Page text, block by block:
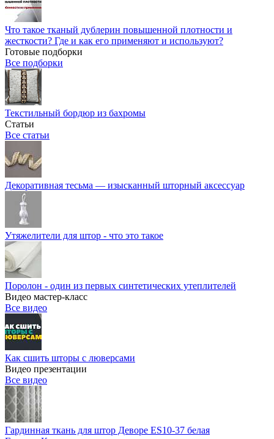
Что такое тканый дублерин повышенной плотности и
жесткости? Где и как его применяют и используют?
Готовые подборки
Все подборки
Текстильный бордюр из бахромы
Статьи
Все статьи
Декоративная тесьма — изысканный шторный аксессуар
Утяжелители для штор - что это такое
Поролон - один из первых синтетических утеплителей
Видео мастер-класс
Все видео
Как сшить шторы с люверсами
Видео презентации
Все видео
Гардинная ткань для штор Деворе ES10-37 белая